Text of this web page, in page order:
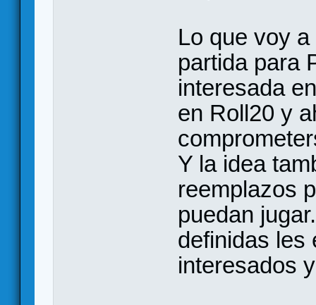
Lo que voy
partida para
interesada
en Roll20 y
Y la idea
reemplazos
puedan
definidas les
interesados